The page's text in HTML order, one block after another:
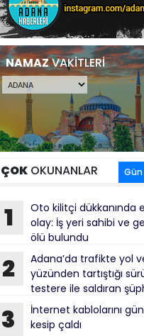
NAMAZVAKİTLERİ
ÇOK OKUNANLAR Gün
1
Oto kilitçi dükkanında
olay: İş yeri sahibi ve
ölü bulundu
2
Adana’da trafikte yol
yüzünden tartıştığı
testere ile saldıran
tutuklandı
3
İnternet kablolarını
kesip çaldı